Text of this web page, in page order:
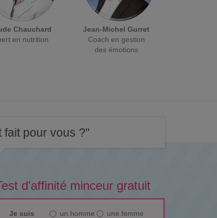
Chauchard
en nutrition
Jean-Michel Gurret
Coach en gestion
des émotions
fait pour vous ?"
d'affinité minceur gratuit
Je suis un homme une femme